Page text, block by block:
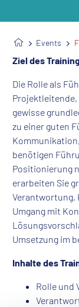
Events
Ziel des
Die Rolle als
gewisse
zu einer guten
benötigen
Positionierung
erarbeiten Sie
Verantwortung,
Umgang mit
Umsetzung im
Inhalte des
Rolle und